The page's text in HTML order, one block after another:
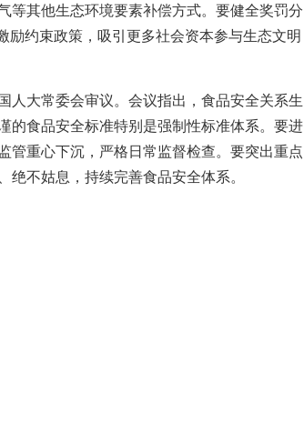
等其他生态环境要素补偿方式。要健全奖罚分
励约束政策，吸引更多社会资本参与生态文明
人大常委会审议。会议指出，食品安全关系生
的食品安全标准特别是强制性标准体系。要进
管重心下沉，严格日常监督检查。要突出重点
不姑息，持续完善食品安全体系。